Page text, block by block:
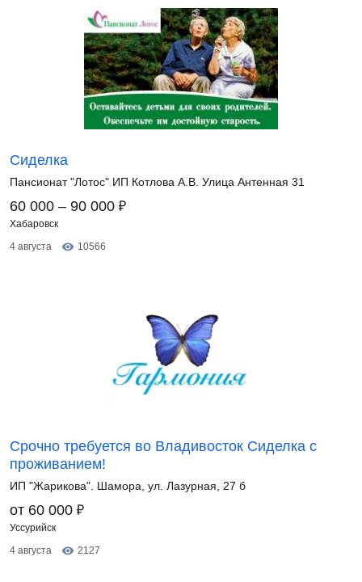
Сиделка
Пансионат "Лотос" ИП Котлова А.В. Улица Антенная 31
60 000 – 90 000 ₽
Хабаровск
4 августа
10566
Срочно требуется во Владивосток Сиделка с
проживанием!
ИП "Жарикова". Шамора, ул. Лазурная, 27 б
от 60 000 ₽
Уссурийск
4 августа
2127